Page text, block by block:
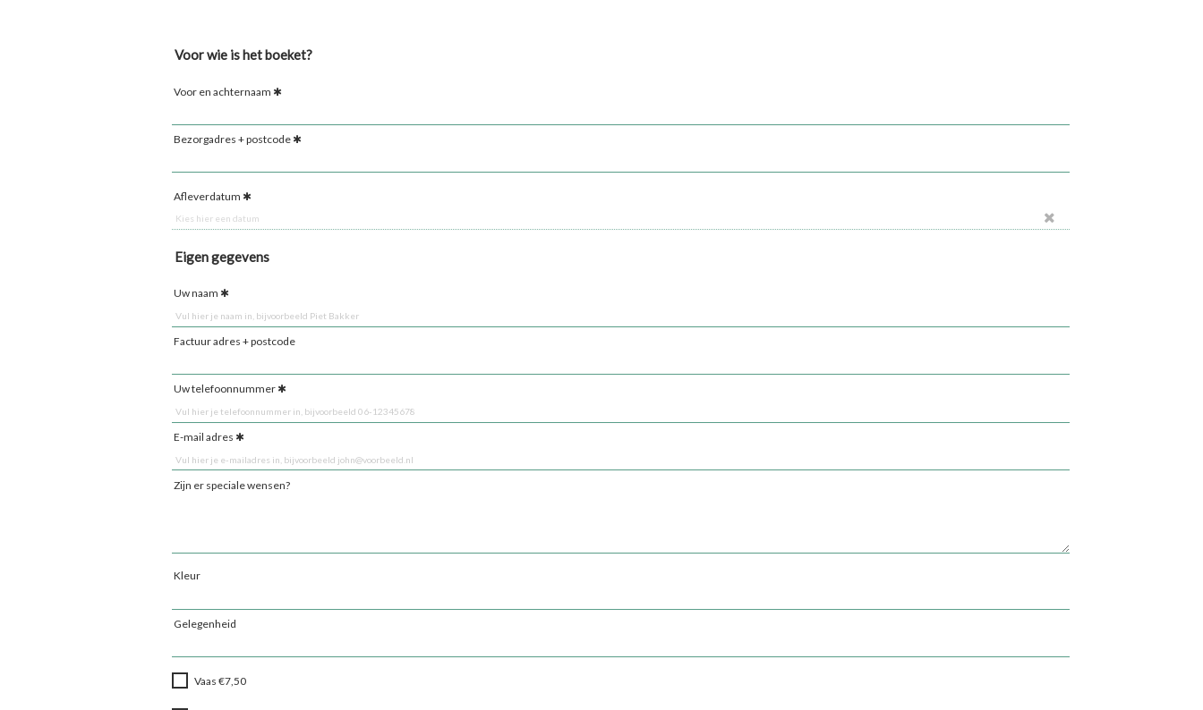
Voor wie is het boeket?
Voor en achternaam
Bezorgadres + postcode
Afleverdatum
Eigen gegevens
Uw naam
Factuur adres + postcode
Uw telefoonnummer
E-mail adres
Zijn er speciale wensen?
Kleur
Gelegenheid
Vaas €7,50